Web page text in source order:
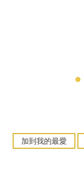
加到我的最愛